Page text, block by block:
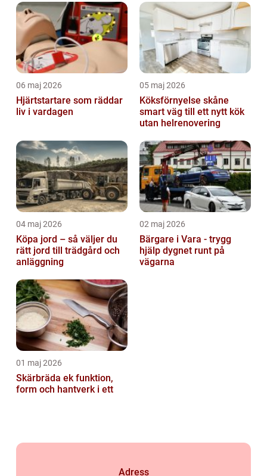
06 maj 2026
Hjärtstartare som räddar
liv i vardagen
05 maj 2026
Köksförnyelse skåne
smart väg till ett nytt kök
utan helrenovering
04 maj 2026
Köpa jord – så väljer du
rätt jord till trädgård och
anläggning
02 maj 2026
Bärgare i Vara - trygg
hjälp dygnet runt på
vägarna
01 maj 2026
Skärbräda ek funktion,
form och hantverk i ett
Adress